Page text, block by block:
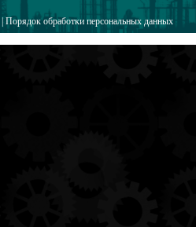
Порядок обработки персональных данных